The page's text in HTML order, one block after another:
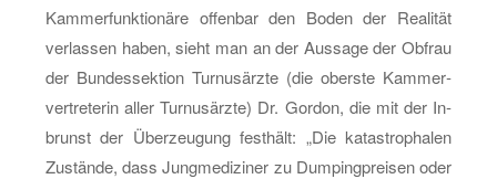
Kam­mer­funk­tio­nä­re of­fen­bar den Boden der Rea­li­tät
ver­las­sen haben, sieht man an der Aus­sa­ge der Ob­frau
der Bun­des­sek­ti­on Tur­nus­ärz­te (die obers­te Kam­mer­
ver­tre­te­rin aller Tur­nus­ärz­te) Dr. Gor­don, die mit der In­
brunst der Über­zeu­gung fest­hält: „Die ka­ta­stro­pha­len
Zu­stän­de, dass Jung­me­di­zi­ner zu Dum­ping­prei­sen oder